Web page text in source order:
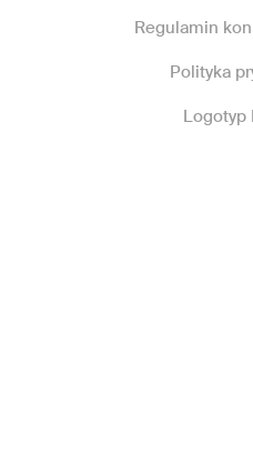
Regulamin
Polityka
Logotyp